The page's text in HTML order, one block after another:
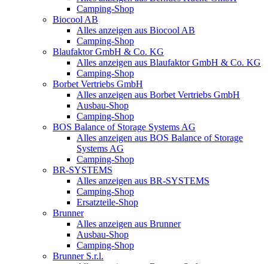
Camping-Shop
Biocool AB
Alles anzeigen aus Biocool AB
Camping-Shop
Blaufaktor GmbH & Co. KG
Alles anzeigen aus Blaufaktor GmbH & Co. KG
Camping-Shop
Borbet Vertriebs GmbH
Alles anzeigen aus Borbet Vertriebs GmbH
Ausbau-Shop
Camping-Shop
BOS Balance of Storage Systems AG
Alles anzeigen aus BOS Balance of Storage
Systems AG
Camping-Shop
BR-SYSTEMS
Alles anzeigen aus BR-SYSTEMS
Camping-Shop
Ersatzteile-Shop
Brunner
Alles anzeigen aus Brunner
Ausbau-Shop
Camping-Shop
Brunner S.r.l.